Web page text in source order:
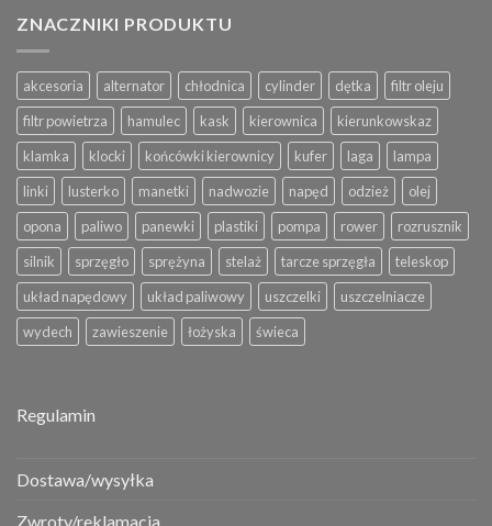
ZNACZNIKI PRODUKTU
akcesoria alternator chłodnica cylinder dętka
filtr oleju
filtr powietrza
hamulec kask kierownica
kierunkowskaz
klamka
klocki końcówki kierownicy kufer laga
lampa
linki
lusterko manetki nadwozie napęd odzież
olej
opona
paliwo panewki plastiki pompa rower
rozrusznik
silnik
sprzęgło sprężyna stelaż tarcze sprzęgła
teleskop
układ napędowy
układ paliwowy uszczelki
uszczelniacze
wydech
zawieszenie łożyska świeca
Regulamin
Dostawa/wysyłka
Zwroty/reklamacja